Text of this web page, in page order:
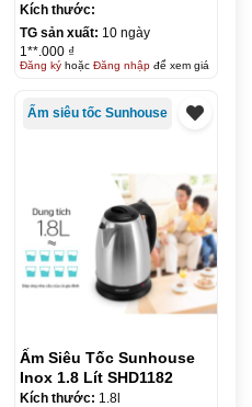
Kích thước:
TG sản xuất: 10 ngày
1**.000 ₫
Đăng kýhoặc Đăng nhậpđể xem giá
Ấm siêu tốc Sunhouse
Ấm Siêu Tốc Sunhouse
Inox 1.8 Lít SHD1182
Kích thước: 1.8l